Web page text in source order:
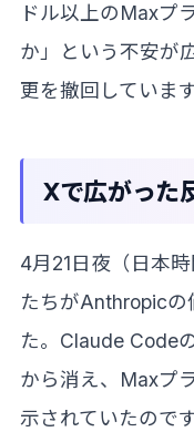
ドル以上のMaxプ
か」という不安が
更を撤回しています
Xで広がった
4月21日夜（日本
たちがAnthropicの
た。Claude Code
から消え、Maxプ
示されていたのです